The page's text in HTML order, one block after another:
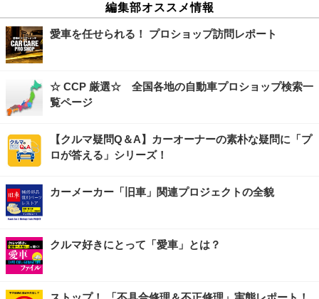
編集部オススメ情報
愛車を任せられる！ プロショップ訪問レポート
☆ CCP 厳選☆ 全国各地の自動車プロショップ検索一
覧ページ
【クルマ疑問Q＆A】カーオーナーの素朴な疑問に「プ
ロが答える」シリーズ！
カーメーカー「旧車」関連プロジェクトの全貌
クルマ好きにとって「愛車」とは？